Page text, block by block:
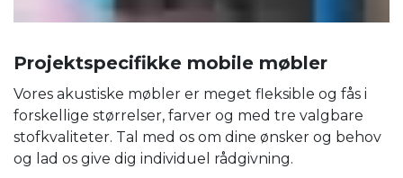
Projektspecifikke mobile møbler
Vores akustiske møbler er meget fleksible og fås i
forskellige størrelser, farver og med tre valgbare
stofkvaliteter. Tal med os om dine ønsker og behov
og lad os give dig individuel rådgivning.